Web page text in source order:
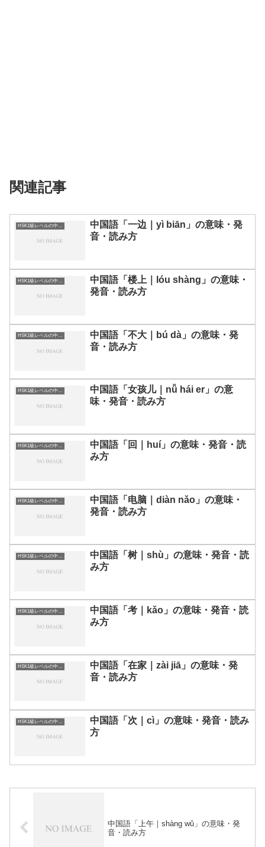
関連記事
中国語「一边｜yì biān」の意味・発
音・読み方
中国語「楼上｜lóu shàng」の意味・
発音・読み方
HSK1級レベルの中国語
中国語「不大｜bú dà」の意味・発
音・読み方
HSK1級レベルの中国語
中国語「女孩儿｜nǚ hái er」の意
味・発音・読み方
HSK1級レベルの中国語
中国語「回｜huí」の意味・発音・読
み方
HSK1級レベルの中国語
中国語「电脑｜diàn nǎo」の意味・
発音・読み方
HSK1級レベルの中国語
中国語「树｜shù」の意味・発音・読
み方
HSK1級レベルの中国語
中国語「考｜kǎo」の意味・発音・読
み方
中国語「在家｜zài jiā」の意味・発
音・読み方
中国語「次｜cì」の意味・発音・読み
方
中国語「上午｜shàng wǔ」の意味・発
音・読み方